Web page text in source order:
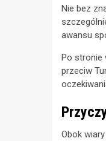
Nie bez
awansu
Po stronie
przeciw
Obok